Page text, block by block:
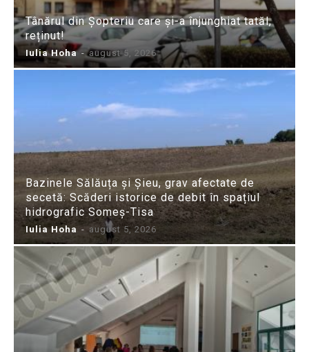
Tânărul din Șopteriu care și-a înjunghiat tatăl,
reținut!
Iulia Hoha - august 5, 2026
Bazinele Sălăuța și Șieu, grav afectate de
secetă: Scăderi istorice de debit în spațiul
hidrografic Someș-Tisa
Iulia Hoha - august 5, 2026